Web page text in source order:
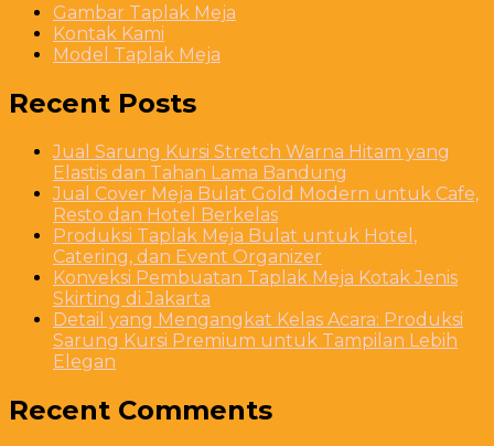
Gambar Taplak Meja
Kontak Kami
Model Taplak Meja
Recent Posts
Jual Sarung Kursi Stretch Warna Hitam yang
Elastis dan Tahan Lama Bandung
Jual Cover Meja Bulat Gold Modern untuk Cafe,
Resto dan Hotel Berkelas
Produksi Taplak Meja Bulat untuk Hotel,
Catering, dan Event Organizer
Konveksi Pembuatan Taplak Meja Kotak Jenis
Skirting di Jakarta
Detail yang Mengangkat Kelas Acara: Produksi
Sarung Kursi Premium untuk Tampilan Lebih
Elegan
Recent Comments